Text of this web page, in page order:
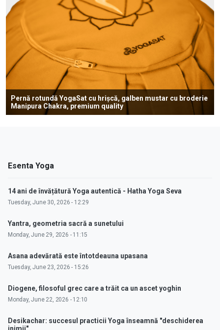
Pernă rotundă YogaSat cu hrișcă, galben mustar cu broderie
Manipura Chakra, premium quality
Esenta Yoga
14 ani de învățătură Yoga autentică - Hatha Yoga Seva
Tuesday, June 30, 2026 - 12:29
Yantra, geometria sacră a sunetului
Monday, June 29, 2026 - 11:15
Asana adevărată este întotdeauna upasana
Tuesday, June 23, 2026 - 15:26
Diogene, filosoful grec care a trăit ca un ascet yoghin
Monday, June 22, 2026 - 12:10
Desikachar: succesul practicii Yoga înseamnă "deschiderea